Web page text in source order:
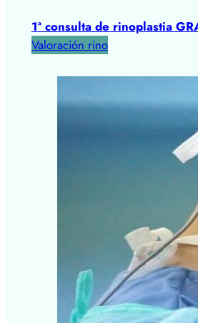
1ª consulta de rinoplastia
Valoración rino